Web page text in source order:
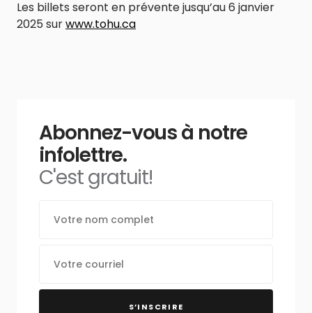
Les billets seront en prévente jusqu’au 6 janvier
2025 surwww.tohu.ca
Abonnez-vous à notre
infolettre.
C'est gratuit!
S’INSCRIRE